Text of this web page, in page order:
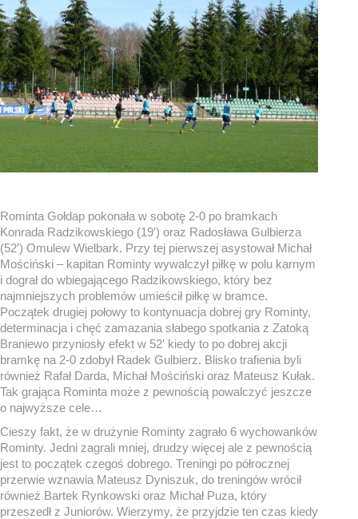
Rominta Gołdap pokonała w sobotę 2-0 po bramkach
Konrada Radzikowskiego (19′) oraz Radosława Gulbierza
(52′) Omulew Wielbark. Przy tej pierwszej asystował Michał
Mościński – kapitan Rominty wywalczył piłkę w polu karnym
i dograł do wbiegającego Radzikowskiego, który bez
najmniejszych problemów umieścił piłkę w bramce.
Początek drugiej połowy to kontynuacja dobrej gry Rominty,
determinacja i chęć zamazania słabego spotkania z Zatoką
Braniewo przyniosły efekt w 52′ kiedy to po dobrej akcji
bramkę na 2-0 zdobył Radek Gulbierz. Blisko trafienia byli
również Rafał Darda, Michał Mościński oraz Mateusz Kułak.
Tak grająca Rominta może z pewnością powalczyć jeszcze
o najwyższe cele…
Cieszy fakt, że w drużynie Rominty zagrało 6 wychowanków
Rominty. Jedni zagrali mniej, drudzy więcej ale z pewnością
jest to początek czegoś dobrego. Treningi po półrocznej
przerwie wznawia Mateusz Dyniszuk, do treningów wrócił
również Bartek Rynkowski oraz Michał Puza, który
przeszedł z Juniorów. Wierzymy, że przyjdzie ten czas kiedy